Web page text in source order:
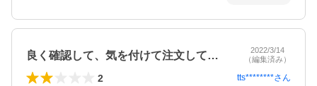
良く確認して、気を付けて注文して下さい。
2022/3/14
（編集済み）
2 tts********さん